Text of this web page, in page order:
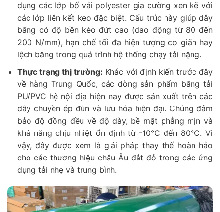
dụng các lớp bố vải polyester gia cường xen kẽ với
các lớp liên kết keo đặc biệt. Cấu trúc này giúp dây
băng có độ bền kéo đứt cao (dao động từ 80 đến
200 N/mm), hạn chế tối đa hiện tượng co giãn hay
lệch băng trong quá trình hệ thống chạy tải nặng.
Thực trạng thị trường: Khác với định kiến trước đây
về hàng Trung Quốc, các dòng sản phẩm băng tải
PU/PVC hệ nội địa hiện nay được sản xuất trên các
dây chuyền ép đùn và lưu hóa hiện đại. Chúng đảm
bảo độ đồng đều về độ dày, bề mặt phẳng mịn và
khả năng chịu nhiệt ổn định từ -10°C đến 80°C. Vì
vậy, đây được xem là giải pháp thay thế hoàn hảo
cho các thương hiệu châu Âu đắt đỏ trong các ứng
dụng tải nhẹ và trung bình.